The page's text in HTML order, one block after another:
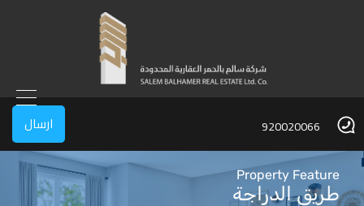
920020066 ارسال
Property Feature
طريق الدراجة